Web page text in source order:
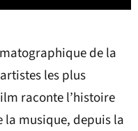
de la
les plus
raconte l’histoire
la musique, depuis la